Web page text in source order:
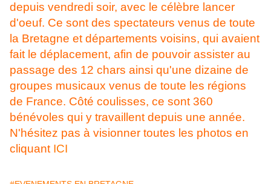
depuis vendredi soir, avec le célèbre lancer
d'oeuf. Ce sont des spectateurs venus de toute
la Bretagne et départements voisins, qui avaient
fait le déplacement, afin de pouvoir assister au
passage des 12 chars ainsi qu'une dizaine de
groupes musicaux venus de toute les régions
de France. Côté coulisses, ce sont 360
bénévoles qui y travaillent depuis une année.
N'hésitez pas à visionner toutes les photos en
cliquant ICI